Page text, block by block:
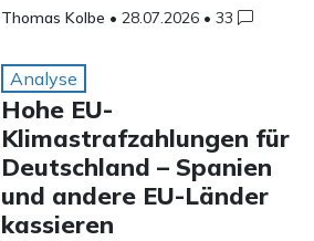
Thomas Kolbe •28.07.2026 •33
Analyse
Hohe EU-
Klimastrafzahlungen für
Deutschland – Spanien
und andere EU-Länder
kassieren